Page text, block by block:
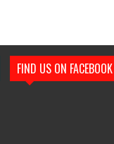
FIND US ON FACEBOOK